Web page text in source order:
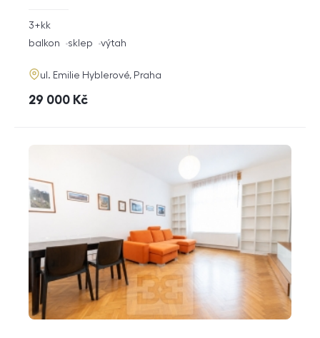
rozměry
3+kk
funkce
balkon sklep výtah
adresa
ul. Emilie Hyblerové, Praha
cena
29 000 Kč